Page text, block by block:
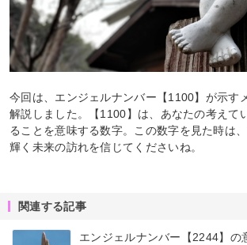
今回は、エンジェルナンバー【1100】が示す
解説しました。【1100】は、あなたの考えて
ることを意味する数字。この数字を見た時は
輝く未来の訪れを信じてくださいね。
関連する記事
エンジェルナンバー【2244】の